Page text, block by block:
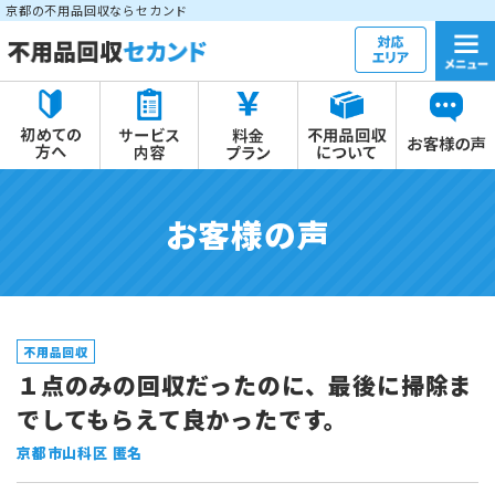
京都の不用品回収ならセカンド
お客様の声
不用品回収
１点のみの回収だったのに、最後に掃除ま
でしてもらえて良かったです。
京都市山科区 匿名